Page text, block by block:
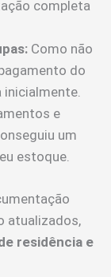
completa
Como não
do
inicialmente.
e
um
estoque.
atualizados,
residência e